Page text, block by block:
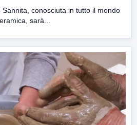
conosciuta in tutto il mondo
sarà...